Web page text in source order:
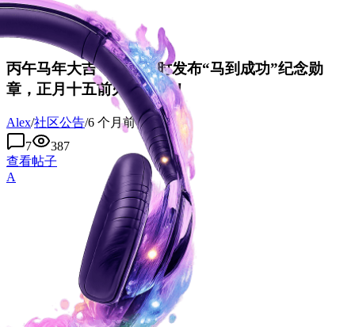
丙午马年大吉！论坛限时发布“马到成功”纪念勋
章，正月十五前火热开售！
Alex/社区公告/6 个月前
7
387
查看帖子
A